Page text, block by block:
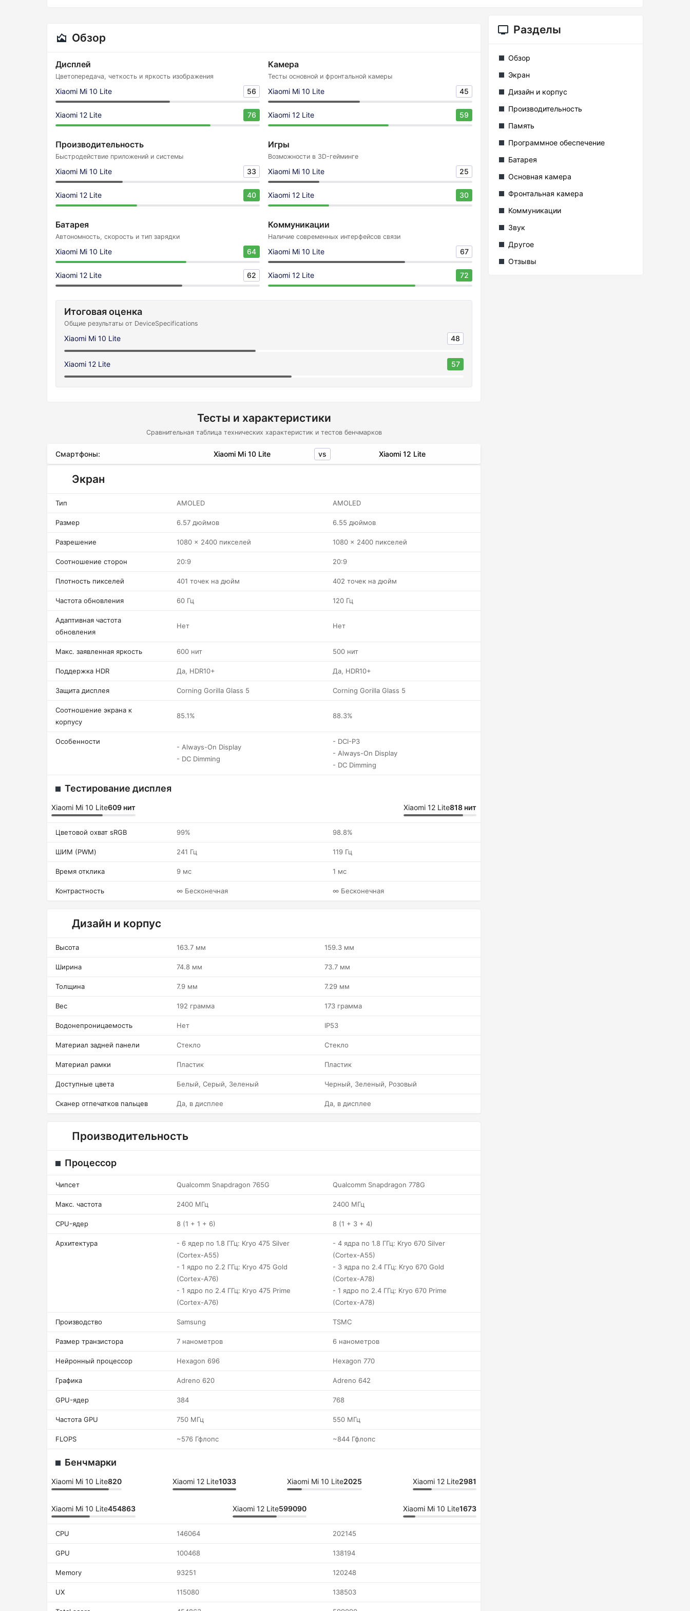
Обзор
Дисплей
Цветопередача, четкость и яркость изображения
Xiaomi Mi 10 Lite 56
Xiaomi 12 Lite 76
Камера
Тесты основной и фронтальной камеры
Xiaomi Mi 10 Lite 45
Xiaomi 12 Lite 59
Производительность
Быстродействие приложений и системы
Xiaomi Mi 10 Lite 33
Xiaomi 12 Lite 40
Игры
Возможности в 3D-гейминге
Xiaomi Mi 10 Lite 25
Xiaomi 12 Lite 30
Батарея
Автономность, скорость и тип зарядки
Xiaomi Mi 10 Lite 64
Xiaomi 12 Lite 62
Коммуникации
Наличие современных интерфейсов связи
Xiaomi Mi 10 Lite 67
Xiaomi 12 Lite 72
Итоговая оценка
Общие результаты от DeviceSpecifications
Xiaomi Mi 10 Lite 48
Xiaomi 12 Lite 57
Тесты и характеристики
Сравнительная таблица технических характеристик и тестов бенчмарков
Смартфоны: Xiaomi Mi 10 Lite vs Xiaomi 12 Lite
Экран
Тип AMOLED AMOLED
Размер 6.57 дюймов 6.55 дюймов
Разрешение 1080 x 2400 пикселей 1080 x 2400 пикселей
Соотношение сторон 20:9 20:9
Плотность пикселей 401 точек на дюйм 402 точек на дюйм
Частота обновления 60 Гц 120 Гц
Адаптивная частота
обновления
Нет Нет
Макс. заявленная яркость 600 нит 500 нит
Поддержка HDR Да, HDR10+ Да, HDR10+
Защита дисплея Corning Gorilla Glass 5 Corning Gorilla Glass 5
Соотношение экрана к
корпусу
85.1% 88.3%
Особенности
- Always-On Display
- DC Dimming
- DCI-P3
- Always-On Display
- DC Dimming
Тестирование дисплея
Xiaomi Mi 10 Lite609 нит Xiaomi 12 Lite818 нит
Цветовой охват sRGB 99% 98.8%
ШИМ (PWM) 241 Гц 119 Гц
Время отклика 9 мс 1 мс
Контрастность ∞ Бесконечная ∞ Бесконечная
Дизайн и корпус
Высота 163.7 мм 159.3 мм
Ширина 74.8 мм 73.7 мм
Толщина 7.9 мм 7.29 мм
Вес 192 грамма 173 грамма
Водонепроницаемость Нет IP53
Материал задней панели Стекло Стекло
Материал рамки Пластик Пластик
Доступные цвета Белый, Серый, Зеленый Черный, Зеленый, Розовый
Сканер отпечатков пальцев Да, в дисплее Да, в дисплее
Производительность
Процессор
Чипсет Qualcomm Snapdragon 765G Qualcomm Snapdragon 778G
Макс. частота 2400 МГц 2400 МГц
CPU-ядер 8 (1 + 1 + 6) 8 (1 + 3 + 4)
Архитектура
- 6 ядер по 1.8 ГГц: Kryo 475 Silver
(Cortex-A55)
- 1 ядро по 2.2 ГГц: Kryo 475 Gold
(Cortex-A76)
- 1 ядро по 2.4 ГГц: Kryo 475 Prime
(Cortex-A76)
- 4 ядра по 1.8 ГГц: Kryo 670 Silver
(Cortex-A55)
- 3 ядра по 2.4 ГГц: Kryo 670 Gold
(Cortex-A78)
- 1 ядро по 2.4 ГГц: Kryo 670 Prime
(Cortex-A78)
Производство Samsung TSMC
Размер транзистора 7 нанометров 6 нанометров
Нейронный процессор Hexagon 696 Hexagon 770
Графика Adreno 620 Adreno 642
GPU-ядер 384 768
Частота GPU 750 МГц 550 МГц
FLOPS ~576 Гфлопс ~844 Гфлопс
Бенчмарки
Xiaomi Mi 10 Lite820 Xiaomi 12 Lite1033 Xiaomi Mi 10 Lite2025 Xiaomi 12 Lite2981
Xiaomi Mi 10 Lite454863 Xiaomi 12 Lite599090 Xiaomi Mi 10 Lite1673
CPU 146064 202145
GPU 100468 138194
Memory 93251 120248
UX 115080 138503
Разделы
Обзор
Экран
Дизайн и корпус
Производительность
Память
Программное обеспечение
Батарея
Основная камера
Фронтальная камера
Коммуникации
Звук
Другое
Отзывы